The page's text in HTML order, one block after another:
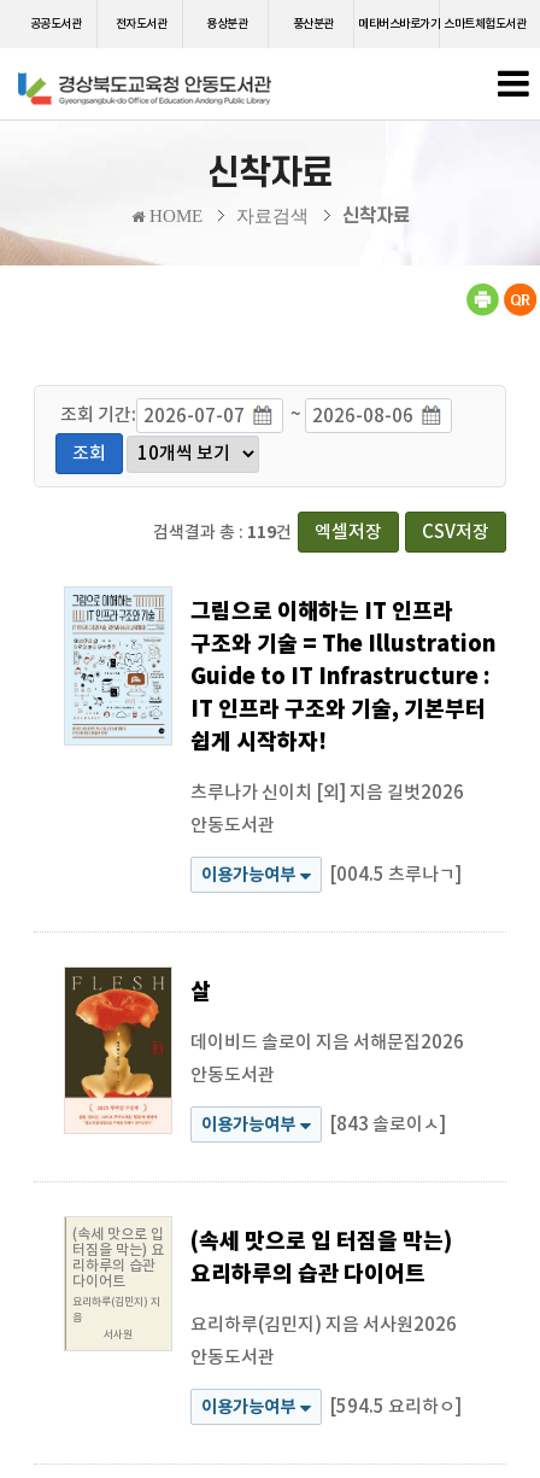
공공도서관 전자도서관 용상분관 풍산분관 메타버스바로가기 스마트체험도서관
신착자료
HOME 자료검색 신착자료
조회 기간:
~
조회
검색결과 총 : 119건 엑셀저장 CSV저장
그림으로 이해하는 IT 인프라
구조와 기술 = The Illustration
Guide to IT Infrastructure :
IT 인프라 구조와 기술, 기본부터
쉽게 시작하자!
츠루나가 신이치 [외] 지음 길벗2026
안동도서관
이용가능여부 [004.5 츠루나ㄱ]
살
데이비드 솔로이 지음 서해문집2026
안동도서관
이용가능여부 [843 솔로이ㅅ]
(속세 맛으로 입
터짐을 막는) 요
리하루의 습관
다이어트
요리하루(김민지) 지
음
서사원
(속세 맛으로 입 터짐을 막는)
요리하루의 습관 다이어트
요리하루(김민지) 지음 서사원2026
안동도서관
이용가능여부 [594.5 요리하ㅇ]